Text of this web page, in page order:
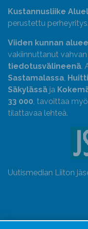
Kustannusliike
perustettu perheyritys.
Viiden kunnan
vakiinnuttanut
tiedotusvälineenä.
Sastamalassa
Säkylässä ja
33 000 , tavoittaa
tilattavaa lehteä.
Uutismedian Liiton